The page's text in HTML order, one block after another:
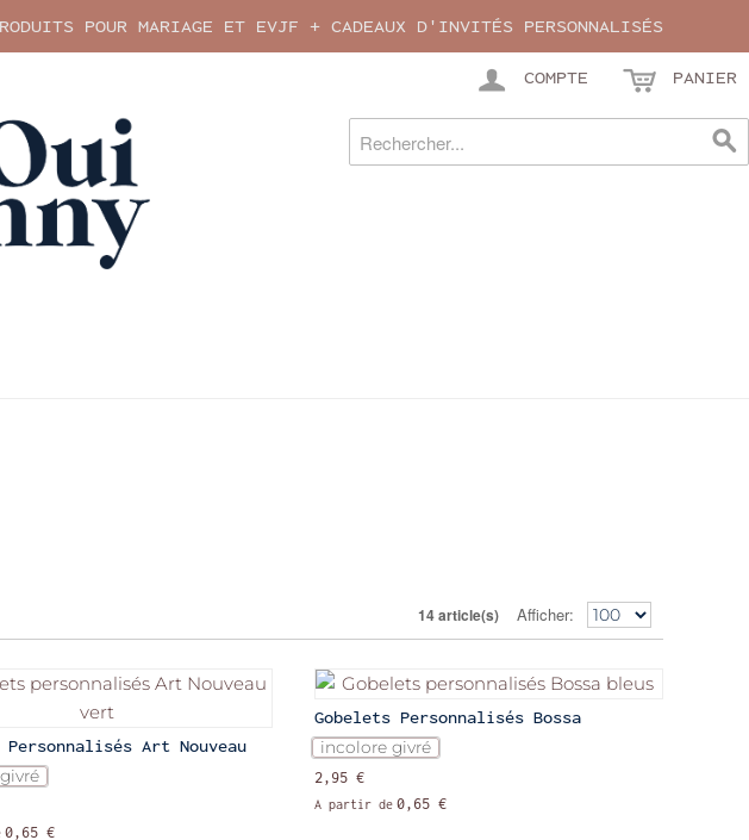
POUR MARIAGE ET EVJF + CADEAUX D'INVITÉS PERSONNALISÉS
COMPTE PANIER
14 article(s) Afficher
Personnalisés Art Nouveau
0,65 €
Gobelets Personnalisés Bossa
incolore givré
2,95 €
A partir de 0,65 €